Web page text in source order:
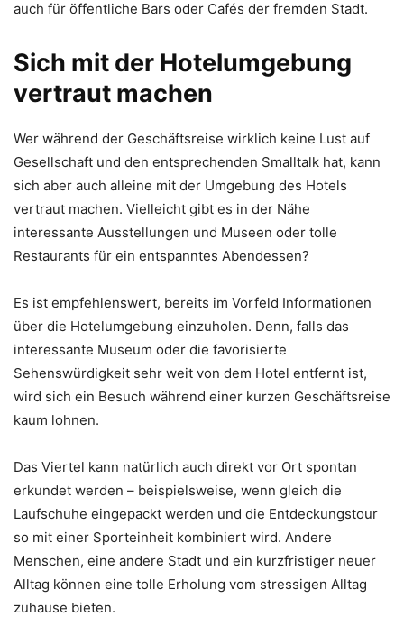
auch für öffentliche Bars oder Cafés der fremden Stadt.
Sich mit der Hotelumgebung
vertraut machen
Wer während der Geschäftsreise wirklich keine Lust auf
Gesellschaft und den entsprechenden Smalltalk hat, kann
sich aber auch alleine mit der Umgebung des Hotels
vertraut machen. Vielleicht gibt es in der Nähe
interessante Ausstellungen und Museen oder tolle
Restaurants für ein entspanntes Abendessen?
Es ist empfehlenswert, bereits im Vorfeld Informationen
über die Hotelumgebung einzuholen. Denn, falls das
interessante Museum oder die favorisierte
Sehenswürdigkeit sehr weit von dem Hotel entfernt ist,
wird sich ein Besuch während einer kurzen Geschäftsreise
kaum lohnen.
Das Viertel kann natürlich auch direkt vor Ort spontan
erkundet werden – beispielsweise, wenn gleich die
Laufschuhe eingepackt werden und die Entdeckungstour
so mit einer Sporteinheit kombiniert wird. Andere
Menschen, eine andere Stadt und ein kurzfristiger neuer
Alltag können eine tolle Erholung vom stressigen Alltag
zuhause bieten.